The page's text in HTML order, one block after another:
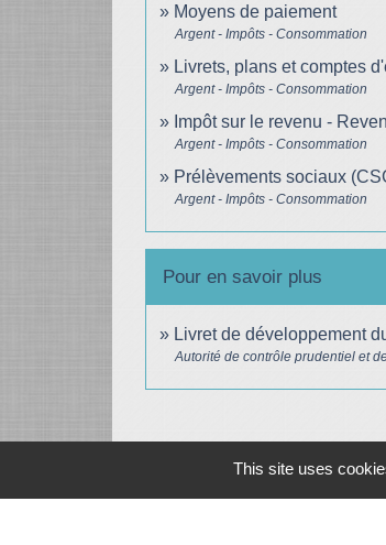
Moyens de paiement
Argent - Impôts - Consommation
Livrets, plans et comptes
Argent - Impôts - Consommation
Impôt sur le revenu -
Argent - Impôts - Consommation
Prélèvements sociaux
Argent - Impôts - Consommation
Pour en savoir plus
Livret de développement
Autorité de contrôle prudentiel et
This site uses